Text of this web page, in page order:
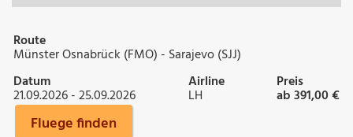
Route
Münster Osnabrück (FMO) - Sarajevo (SJJ)
Datum
21.09.2026 - 25.09.2026
Airline
LH
Preis
ab 391,00 €
Fluege finden